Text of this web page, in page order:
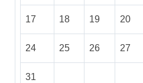
17 18 19 20
24 25 26 27
31